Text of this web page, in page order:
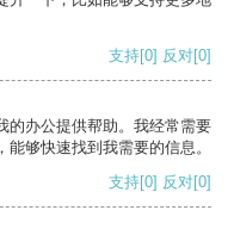
支持[0] 反对[0]
的办公提供帮助。我经常需要
够快速找到我需要的信息。
支持[0] 反对[0]